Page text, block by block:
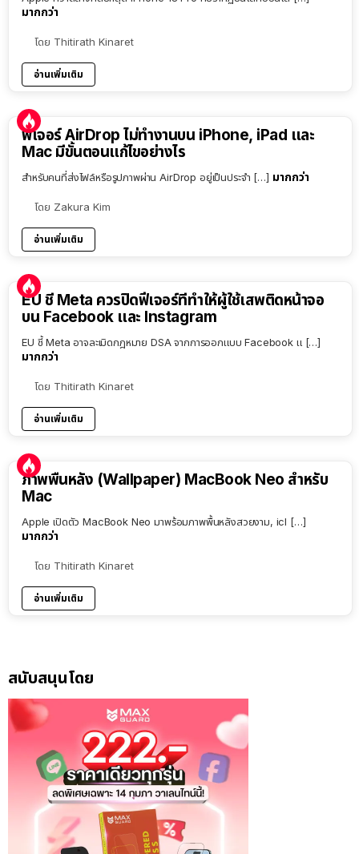
มากกว่า
โดย Thitirath Kinaret
อ่านเพิ่มเติม
ฟีเจอร์ AirDrop ไม่ทำงานบน iPhone, iPad และ
Mac มีขั้นตอนแก้ไขอย่างไร
สำหรับคนที่ส่งไฟล์หรือรูปภาพผ่าน AirDrop อยู่เป็นประจำ […] มากกว่า
โดย Zakura Kim
อ่านเพิ่มเติม
EU ชี้ Meta ควรปิดฟีเจอร์ที่ทำให้ผู้ใช้เสพติดหน้าจอ
บน Facebook และ Instagram
EU ชี้ Meta อาจละเมิดกฎหมาย DSA จากการออกแบบ Facebook แ […]
มากกว่า
โดย Thitirath Kinaret
อ่านเพิ่มเติม
ภาพพื้นหลัง (Wallpaper) MacBook Neo สำหรับ
Mac
Apple เปิดตัว MacBook Neo มาพร้อมภาพพื้นหลังสวยงาม, icl […]
มากกว่า
โดย Thitirath Kinaret
อ่านเพิ่มเติม
สนับสนุนโดย